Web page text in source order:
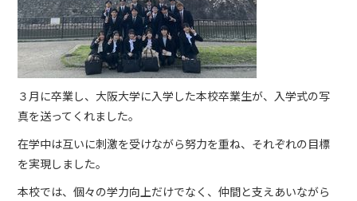
３月に卒業し、大阪大学に入学した本校卒業生が、入学式の写
真を送ってくれました。
在学中は互いに刺激を受けながら努力を重ね、それぞれの目標
を実現しました。
本校では、個々の学力向上だけでなく、仲間と支えあいながら